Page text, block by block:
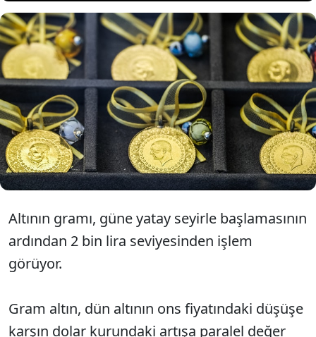
Altının gramı 2 bin liradan işlem
görürken çeyrek altın 3 bin 350 liradan,
cumhuriyet altını 13 bin 650 liradan
satılıyor.
Altının gramı, güne yatay seyirle başlamasının
ardından 2 bin lira seviyesinden işlem
görüyor.
Gram altın, dün altının ons fiyatındaki düşüşe
karşın dolar kurundaki artışa paralel değer